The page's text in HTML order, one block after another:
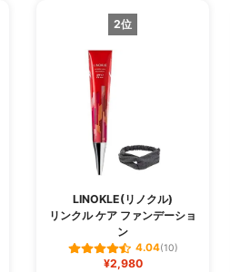
2位
LINOKLE(リノクル)
リンクル ケア ファンデーショ
ン
4.04(10)
¥2,980